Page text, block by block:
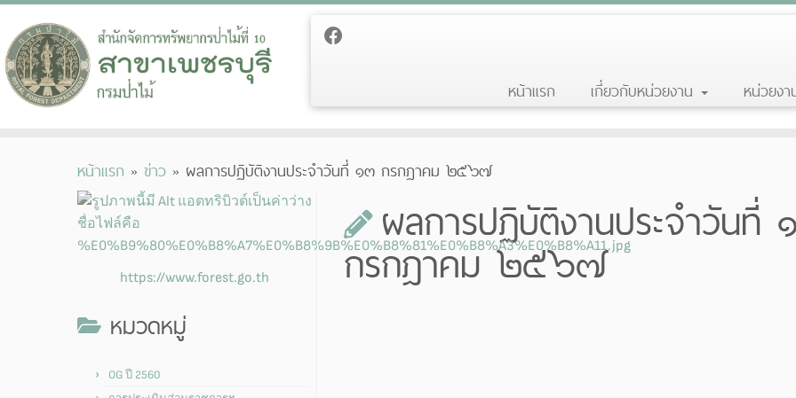
หน้าแรก เกี่ยวกับหน่วยงาน หน่วยงา
หน้าแรก » ข่าว » ผลการปฏิบัติงานประจำวันที่ ๑๓ กรกฎาคม ๒๕๖๗
https://www.forest.go.th
หมวดหมู่
OG ปี 2560
ผลการปฏิบัติงานประจำวันที่
กรกฎาคม ๒๕๖๗